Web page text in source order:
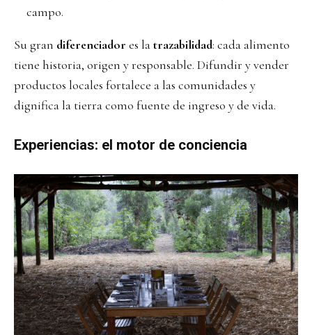
campo.
Su gran diferenciador es latrazabilidad: cada alimento
tiene historia, origen y responsable. Difundir y vender
productos locales fortalece a las comunidades y
dignifica la tierra como fuente de ingreso y de vida.
Experiencias: el motor de conciencia